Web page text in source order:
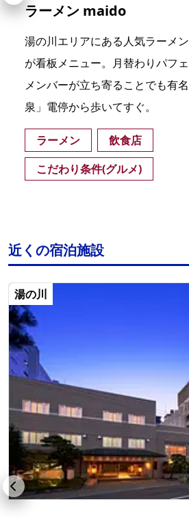
ラーメン maido
湯の川エリアにある人気ラーメ
が看板メニュー。月替わりパフ
メンバーが立ち寄ることでも有
泉」電停から歩いてすぐ。
ラーメン
飲食店
こだわり条件(グルメ)
近くの宿泊施設
湯の川